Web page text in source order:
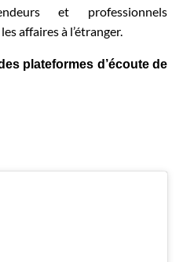
et professionnels
affaires à l’étranger.
plateformes d’écoute de